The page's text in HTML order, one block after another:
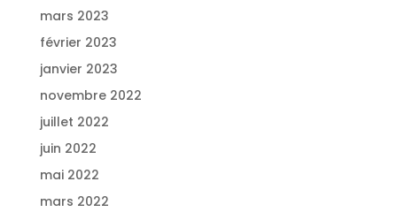
mars 2023
février 2023
janvier 2023
novembre 2022
juillet 2022
juin 2022
mai 2022
mars 2022